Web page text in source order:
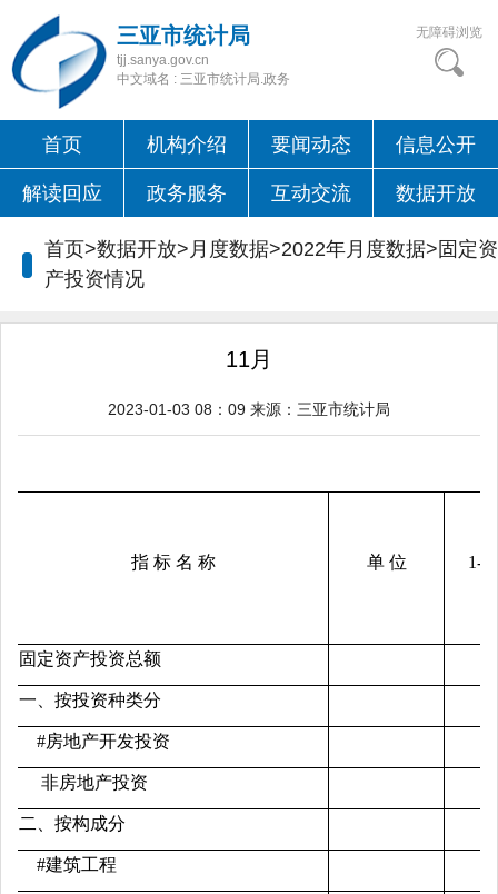
三亚市统计局
tjj.sanya.gov.cn
中文域名 : 三亚市统计局.政务
无障碍浏览
首页 机构介绍 要闻动态 信息公开
解读回应 政务服务 互动交流 数据开放
首页>数据开放>月度数据>2022年月度数据>固定资
产投资情况
11月
2023-01-03 08：09 来源： 三亚市统计局
指 标 名 称 单 位 1-
固定资产投资总额
一、按投资种类分
#房地产开发投资
非房地产投资
二、按构成分
#建筑工程